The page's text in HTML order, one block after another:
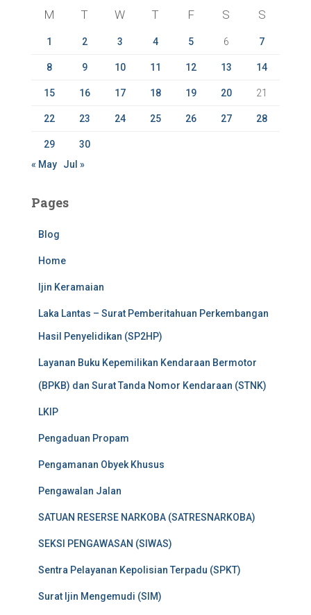
M T W T F S S
1 2 3 4 5 6 7
8 9 10 11 12 13 14
15 16 17 18 19 20 21
22 23 24 25 26 27 28
29
30
« May
Jul »
Pages
Blog
Home
Ijin Keramaian
Laka Lantas – Surat Pemberitahuan Perkembangan
Hasil Penyelidikan (SP2HP)
Layanan Buku Kepemilikan Kendaraan Bermotor
(BPKB) dan Surat Tanda Nomor Kendaraan (STNK)
LKIP
Pengaduan Propam
Pengamanan Obyek Khusus
Pengawalan Jalan
SATUAN RESERSE NARKOBA (SATRESNARKOBA)
SEKSI PENGAWASAN (SIWAS)
Sentra Pelayanan Kepolisian Terpadu (SPKT)
Surat Ijin Mengemudi (SIM)